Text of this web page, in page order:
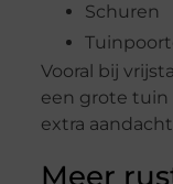
Schuren
Vooral bij
een grote
extra
Meer